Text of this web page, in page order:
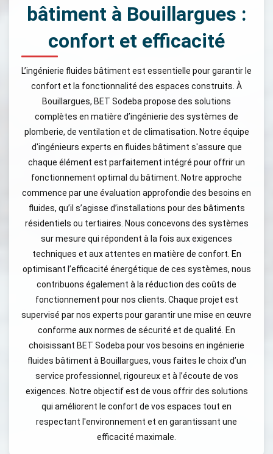
bâtiment à Bouillargues :
confort et efficacité
L’ingénierie fluides bâtiment est essentielle pour garantir le
confort et la fonctionnalité des espaces construits. À
Bouillargues, BET Sodeba propose des solutions
complètes en matière d’ingénierie des systèmes de
plomberie, de ventilation et de climatisation. Notre équipe
d'ingénieurs experts en fluides bâtiment s'assure que
chaque élément est parfaitement intégré pour offrir un
fonctionnement optimal du bâtiment. Notre approche
commence par une évaluation approfondie des besoins en
fluides, qu’il s’agisse d’installations pour des bâtiments
résidentiels ou tertiaires. Nous concevons des systèmes
sur mesure qui répondent à la fois aux exigences
techniques et aux attentes en matière de confort. En
optimisant l’efficacité énergétique de ces systèmes, nous
contribuons également à la réduction des coûts de
fonctionnement pour nos clients. Chaque projet est
supervisé par nos experts pour garantir une mise en œuvre
conforme aux normes de sécurité et de qualité. En
choisissant BET Sodeba pour vos besoins en ingénierie
fluides bâtiment à Bouillargues, vous faites le choix d’un
service professionnel, rigoureux et à l’écoute de vos
exigences. Notre objectif est de vous offrir des solutions
qui améliorent le confort de vos espaces tout en
respectant l'environnement et en garantissant une
efficacité maximale.